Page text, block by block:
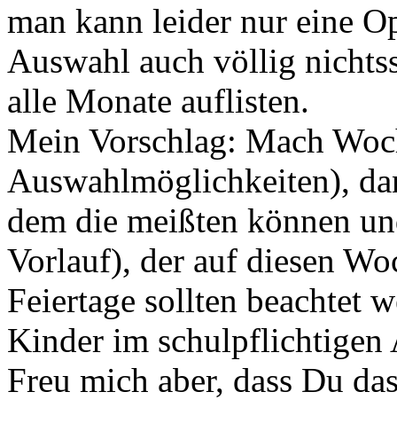
man kann leider nur eine
Auswahl auch völlig
alle Monate auflisten.
Mein Vorschlag: Mach
Auswahlmöglichkeiten),
dem die meißten können
Vorlauf), der auf diesen
Feiertage sollten beachtet
Kinder im schulpflichtigen
Freu mich aber, dass Du